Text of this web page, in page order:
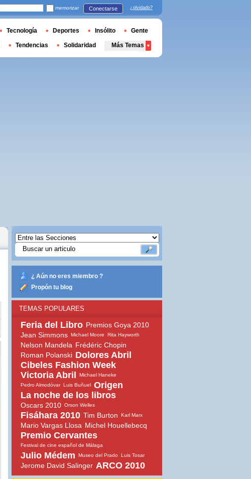
¿ Aún no eres miembro ?
Propón tu blog
TEMAS POPULARES
Feria del Libro Premios Goya 2010
Jean Simmons Michael Moore Rita Hayworth
Nelson Mandela Frédéric Chopin
Roman Polanski Dolores Abril
Cibeles Fashion Week
Victoria Abril
Michael Haneke
Pedro Almodóvar Luis Buñuel Origen
La noche de los libros
Oscars 2010 Orson Welles
Fisáhara 2010 Tim Burton Karl Marx
Mario Vargas Llosa Michel Houellebecq
Premio Cervantes
Festival de cine español de Málaga
Julio Médem Museo del Prado Luis Tosar
Jerome David Salinger ARCO 2010
memorizar Conectarse ¿olvidado?
Tecnología Deportes Insólito Gente
Tendencias Solidaridad Más Temas